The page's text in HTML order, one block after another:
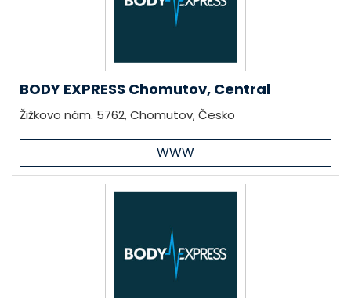
BODY EXPRESS Chomutov, Central
Žižkovo nám. 5762, Chomutov, Česko
WWW